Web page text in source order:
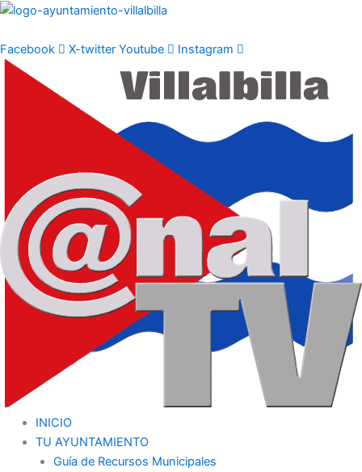
Ir
contenido
Facebook X-twitter Youtube Instagram
INICIO
TU AYUNTAMIENTO
Guía de Recursos Municipales